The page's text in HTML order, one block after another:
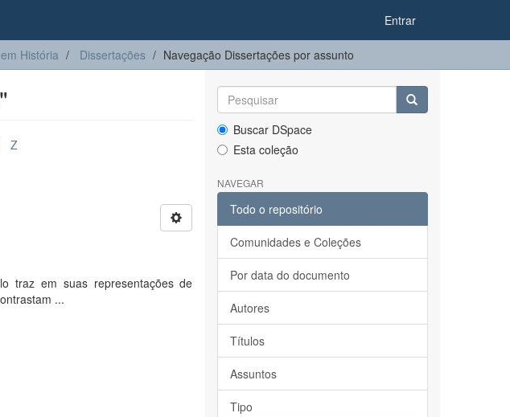
Entrar
História Dissertações Navegação Dissertações por assunto
Z
traz em suas representações de
...
Buscar DSpace
Esta coleção
NAVEGAR
Todo o repositório
Comunidades e Coleções
Por data do documento
Autores
Títulos
Assuntos
Tipo